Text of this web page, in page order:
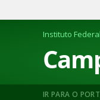
Instituto
IR PARA O